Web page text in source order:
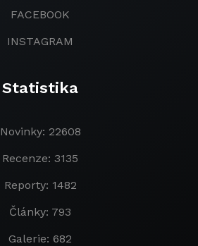
FACEBOOK
INSTAGRAM
Statistika
Novinky: 22608
Recenze: 3135
Reporty: 1482
Články: 793
Galerie: 682